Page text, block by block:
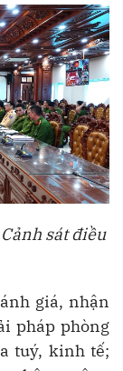
sát điều
giá, nhận
pháp phòng
tuý, kinh tế;